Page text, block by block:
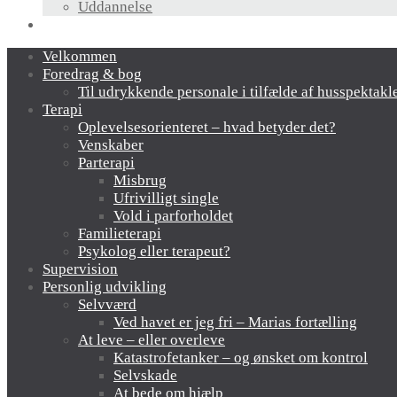
Uddannelse
Velkommen
Foredrag & bog
Til udrykkende personale i tilfælde af
Terapi
Oplevelsesorienteret – hvad betyder det?
Venskaber
Parterapi
Misbrug
Ufrivilligt single
Vold i parforholdet
Familieterapi
Psykolog eller terapeut?
Supervision
Personlig udvikling
Selvværd
Ved havet er jeg fri – Marias fortælling
At leve – eller overleve
Katastrofetanker – og ønsket om kontrol
Selvskade
At bede om hjælp